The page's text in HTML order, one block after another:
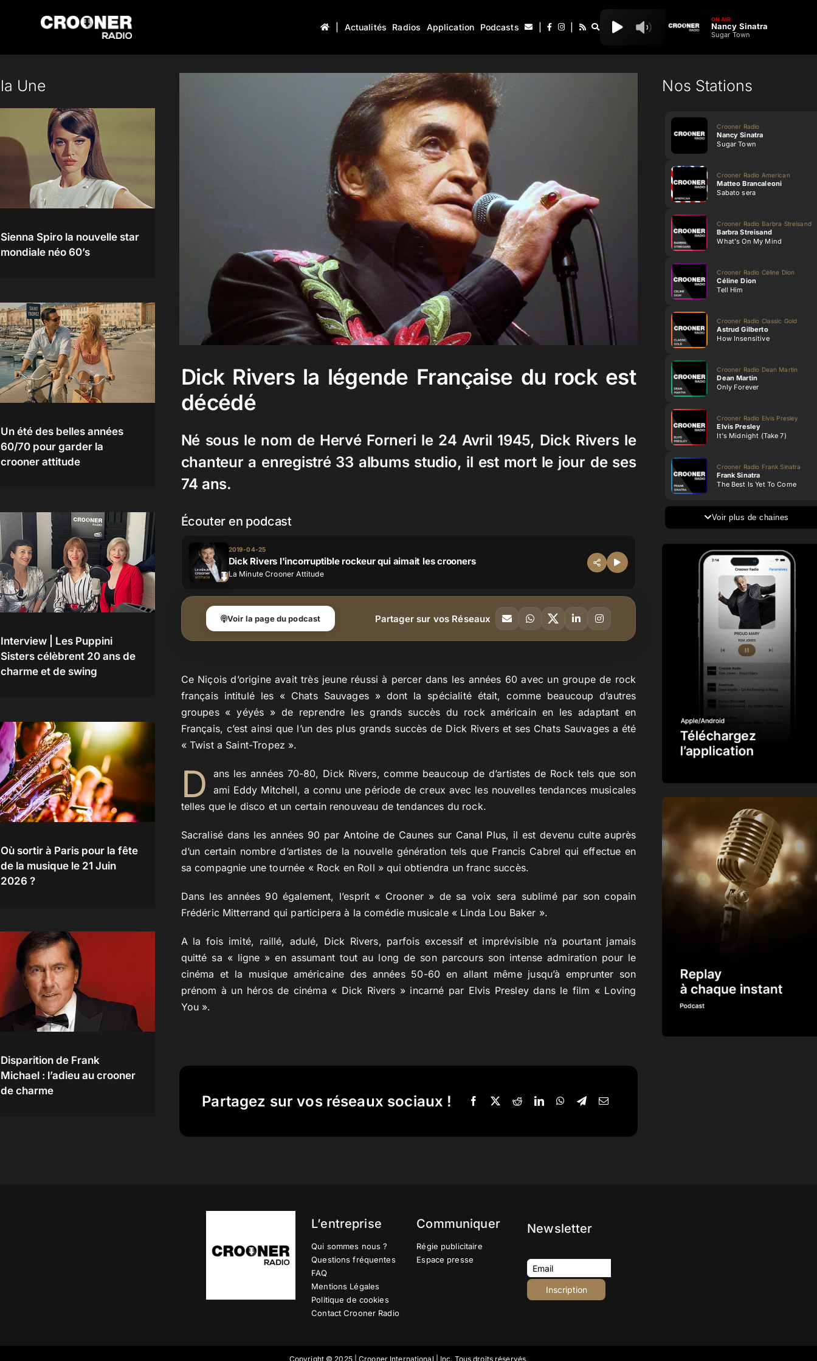
Actualités Radios Application Podcasts
ON AIR
Nancy Sinatra
Sugar Town
Une
Sienna Spiro la nouvelle star
mondiale néo 60’s
Un été des belles années
60/70 pour garder la
crooner attitude
Interview | Les Puppini
Sisters célèbrent 20 ans de
charme et de swing
Où sortir à Paris pour la fête
de la musique le 21 Juin
2026 ?
Disparition de Frank
Michael : l’adieu au crooner
de charme
Dick Rivers la légende Française du rock est
décédé
Né sous le nom de Hervé Forneri le 24 Avril 1945, Dick Rivers le
chanteur a enregistré 33 albums studio, il est mort le jour de ses
74 ans.
Écouter en podcast
2019-04-25
Dick Rivers l'incorruptible rockeur qui aimait les crooners
La Minute Crooner Attitude
Voir la page du podcast Partager sur vos Réseaux
Ce Niçois d’origine avait très jeune réussi à percer dans les années 60 avec un groupe de rock
français intitulé les « Chats Sauvages » dont la spécialité était, comme beaucoup d’autres
groupes « yéyés » de reprendre les grands succès du rock américain en les adaptant en
Français, c’est ainsi que l’un des plus grands succès de Dick Rivers et ses Chats Sauvages a été
« Twist a Saint-Tropez ».
D
ans les années 70-80, Dick Rivers, comme beaucoup de d’artistes de Rock tels que son
ami Eddy Mitchell, a connu une période de creux avec les nouvelles tendances musicales
telles que le disco et un certain renouveau de tendances du rock.
Sacralisé dans les années 90 parAntoine de Caunes sur Canal Plus, il est devenu culte auprès
d’un certain nombre d’artistes de la nouvelle génération tels que Francis Cabrel qui effectue en
sa compagnie une tournée « Rock en Roll » qui obtiendra un franc succès.
Dans les années 90 également, l’esprit « Crooner » de sa voix sera sublimé par son copain
Frédéric Mitterrand qui participera à la comédie musicale « Linda Lou Baker ».
A la fois imité, raillé, adulé, Dick Rivers, parfois excessif et imprévisible n’a pourtant jamais
quitté sa « ligne » en assumant tout au long de son parcours son intense admiration pour le
cinéma et la musique américaine des années 50-60 en allant même jusqu’à emprunter son
prénom à un héros de cinéma « Dick Rivers » incarné par Elvis Presleydans le film « Loving
You ».
Partagez sur vos réseaux sociaux !
Nos Stations
Crooner Radio
Nancy Sinatra
Sugar Town
Crooner Radio American
Matteo Brancaleoni
Sabato sera
Crooner Radio Barbra Streisand
Barbra Streisand
What's On My Mind
Crooner Radio Céline Dion
Céline Dion
Tell Him
Crooner Radio Classic Gold
Astrud Gilberto
How Insensitive
Crooner Radio Dean Martin
Dean Martin
Only Forever
Crooner Radio Elvis Presley
Elvis Presley
It's Midnight (Take 7)
Crooner Radio Frank Sinatra
Frank Sinatra
The Best Is Yet To Come
Voir plus de chaines
L’entreprise
Qui sommes nous ?
Questions fréquentes
FAQ
Mentions Légales
Politique de cookies
Contact Crooner Radio
Communiquer
Régie publicitaire
Espace presse
Newsletter
Copyright © 2025 | Crooner International | Inc. Tous droits réservés.